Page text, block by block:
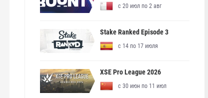
с 20 июл по 2 авг
Stake Ranked Episode 3
с 14 по 17 июля
XSE Pro League 2026
с 30 июн по 11 июл